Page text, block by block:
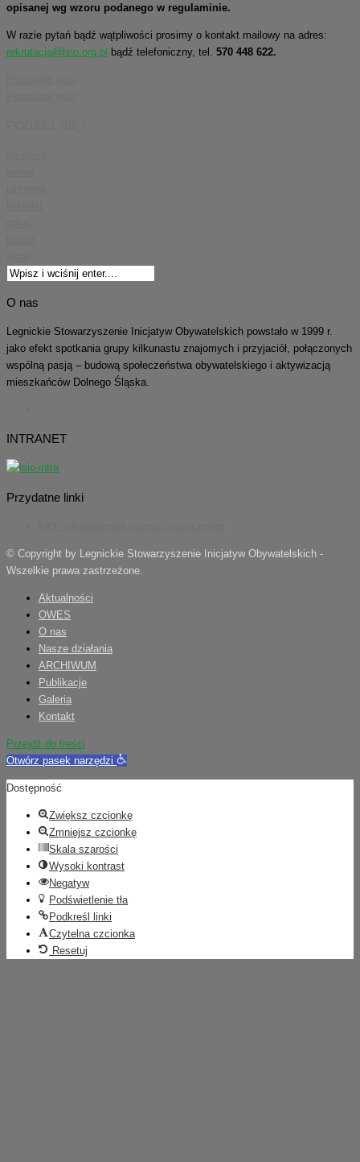
opisanej wg wzoru podanego w regulaminie.
W razie pytań bądź wątpliwości prosimy o kontakt mailowy na adres:
rekrutacja@lsio.org.pl bądź telefoniczny, tel. 570 448 622.
O nas
Legnickie Stowarzyszenie Inicjatyw Obywatelskich powstało w 1999 r.
jako efekt spotkania grupy kilkunastu znajomych i przyjaciół, połączonych
wspólną pasją – budową społeczeństwa obywatelskiego i aktywizacją
mieszkańców Dolnego Śląska.
INTRANET
Przydatne linki
© Copyright by Legnickie Stowarzyszenie Inicjatyw Obywatelskich -
Wszelkie prawa zastrzeżone.
Aktualności
OWES
O nas
Nasze działania
ARCHIWUM
Publikacje
Galeria
Kontakt
Przejdź do treści
Otwórz pasek narzędzi
Dostępność
Zwiększ czcionkę
Zmniejsz czcionkę
Skala szarości
Wysoki kontrast
Negatyw
Podświetlenie tła
Podkreśl linki
Czytelna czcionka
Resetuj